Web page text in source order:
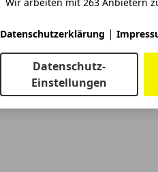
Datenschutzerklärung |
Datenschutz-
Einstellungen